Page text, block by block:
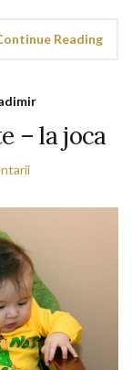
Reading
– la joca